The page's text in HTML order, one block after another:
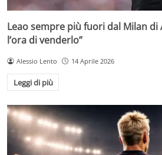
Leao sempre più fuori dal Milan di
l’ora di venderlo”
Alessio Lento 14 Aprile 2026
Leggi di più